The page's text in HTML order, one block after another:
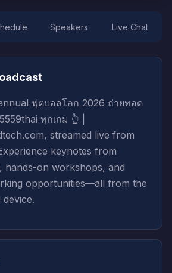
in to Watch
Speakers Live Chat
ฟุตบอลโลก 2026 ถ่ายทอด
ทุกเกม 👆 |
streamed live from
keynotes from
hands-on workshops, and
opportunities—all from the